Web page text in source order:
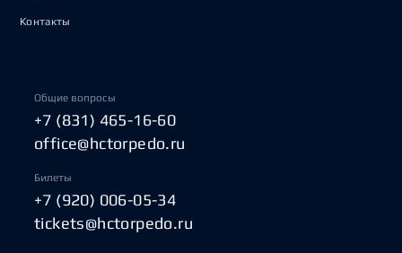
Контакты
Общие вопросы
+7 (831) 465-16-60
office@hctorpedo.ru
Билеты
+7 (920) 006-05-34
tickets@hctorpedo.ru